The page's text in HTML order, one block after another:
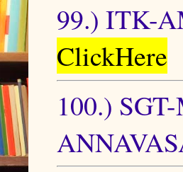
99.) ITK-
ClickHere
100.)